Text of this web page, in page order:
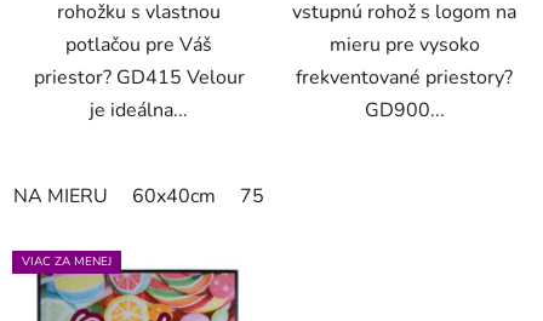
rohožku s vlastnou
potlačou pre Váš
priestor? GD415 Velour
je ideálna...
NA MIERU 60x40cm 75x50cm
vstupnú rohož s logom na
mieru pre vysoko
frekventované priestory?
GD900...
VIAC ZA MENEJ